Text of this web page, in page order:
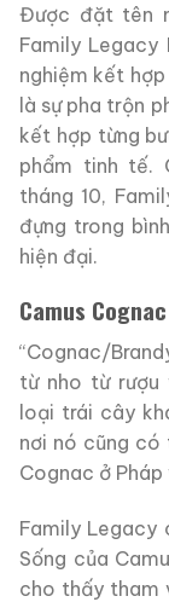
Được đặt tên
Family
nghiệm kết
là sự pha trộn
kết hợp từng
phẩm tinh tế.
tháng 10,
đựng trong
hiện đại.
Camus
“Cognac/
từ ​​nho từ rượu
loại trái cây
nơi nó cũng có
Cognac ở
Family Legacy
Sống của
cho thấy tham